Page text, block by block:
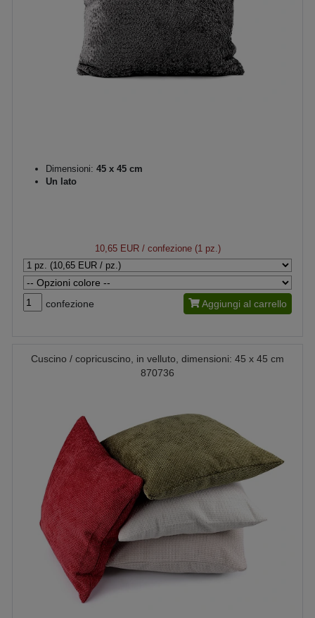
Dimensioni: 45 x 45 cm
Un lato
10,65 EUR/ confezione (1 pz.)
confezione Aggiungi al carrello
Cuscino / copricuscino, in velluto, dimensioni: 45 x 45 cm
870736